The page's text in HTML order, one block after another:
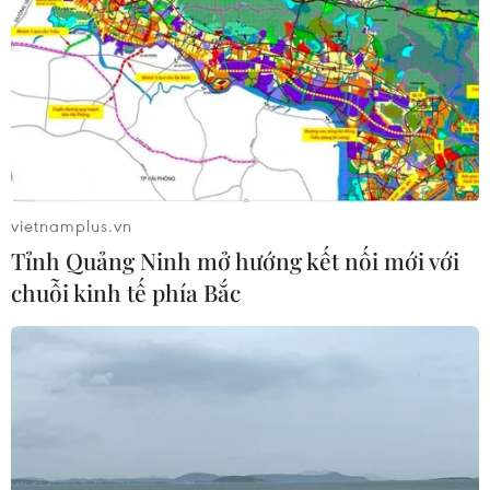
Sở hữu trí tuệ
Quy định sử dụng
RSS
Hỗ trợ
Ngôn ngữ
TTXVN
Dịch vụ tin
Quảng cáo
Giấy phép số: 1374/GP-BTTTT do Bộ Thông tin và Truyền thông
cấp ngày 11/9/2008.
Quảng cáo: Phó TBT Nguyễn Thị Tám: 093.5958688, Email:
tamvna@gmail.com
© Bản quyền thuộc về VietnamPlus, TTXVN. Cấm sao chép dưới
vietnamplus.vn
Tỉnh Quảng Ninh mở hướng kết nối mới với
chuỗi kinh tế phía Bắc